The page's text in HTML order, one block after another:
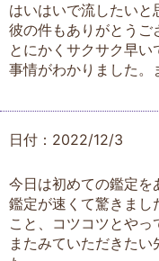
はいはいで流したいと
彼の件もありがとうご
とにかくサクサク早い
事情がわかりました。
日付：2022/12/3
今日は初めての鑑定を
鑑定が速くて驚きまし
こと、コツコツとやっ
またみていただきた